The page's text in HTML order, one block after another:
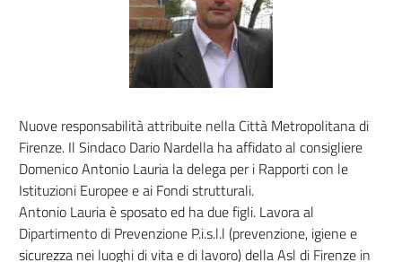
Nuove responsabilità attribuite nella Città Metropolitana di
Firenze. Il Sindaco Dario Nardella ha affidato al consigliere
Domenico Antonio Lauria la delega per i Rapporti con le
Istituzioni Europee e ai Fondi strutturali.
Antonio Lauria è sposato ed ha due figli. Lavora al
Dipartimento di Prevenzione P.i.s.l.l (prevenzione, igiene e
sicurezza nei luoghi di vita e di lavoro) della Asl di Firenze in